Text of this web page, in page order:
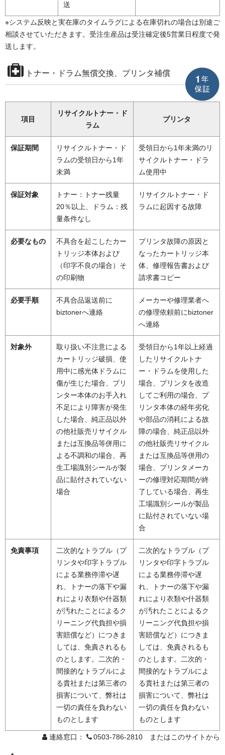
送
※システム反映と実在庫のタイムラグによる在庫切れの場合は別途ご
相談させていただきます。受注生産品は受注確定後5営業日程度で発
送します。
トナー・ドラム無償交換、プリンタ補償
項目
リサイクルトナー・ド
ラム
プリンタ
保証期間
リサイクルトナー・ド
ラムの受領日から1年
未満
受領日から1年未満のリ
サイクルトナー・ドラ
ム使用中
保証対象
トナー：トナー残量
20％以上、ドラム：残
量条件なし
リサイクルトナー・ド
ラムに起因する故障
必要なもの
不具合を起こしたカー
トリッジ本体および
（印字不良の場合）そ
の印刷物
プリンタ故障の原因と
なったカートリッジ本
体、修理報告書および
請求書コピー
必要手順
不具合品返送前に
biztonerへ連絡
メーカーや修理業者へ
の修理依頼前にbiztoner
へ連絡
対象外
取り扱い不注意による
カートリッジ破損、使
用中に感光体ドラムに
傷が生じた場合、プリ
ンター本体のお手入れ
不足により障害が発生
した場合、純正品以外
の他社販売リサイクル
または互換品等併用に
よる不調和の場合、再
生工場識別シールが製
品に貼付されていない
場合
受領日から1年以上経過
したリサイクルトナ
ー・ドラムを使用した
場合、プリンタを改造
してご利用の場合、プ
リンタ本体の経年劣化
や部品の消耗による故
障の場合、純正品以外
の他社販売リサイクル
または互換品等併用の
場合、プリンタメーカ
ーの修理対応期間が終
了している場合、再生
工場識別シールが製品
に貼付されていない場
合
免責事項
二次的なトラブル（プ
リンタや印字トラブル
による業務停滞や遅
れ、トナーの落下や漏
れにより衣類や什器類
が汚れたことによるク
リーニング代負担や損
害賠償など）につきま
しては、免責されるも
のとします。二次的・
間接的なトラブルによ
る貴社または第三者の
損害について、弊社は
一切の責任を負わない
ものとします
二次的なトラブル（プ
リンタや印字トラブル
による業務停滞や遅
れ、トナーの落下や漏
れにより衣類や什器類
が汚れたことによるク
リーニング代負担や損
害賠償など）につきま
しては、免責されるも
のとします。二次的・
間接的なトラブルによ
る貴社または第三者の
損害について、弊社は
一切の責任を負わない
ものとします
連絡窓口： 0503-786-2810 またはこのサイトから